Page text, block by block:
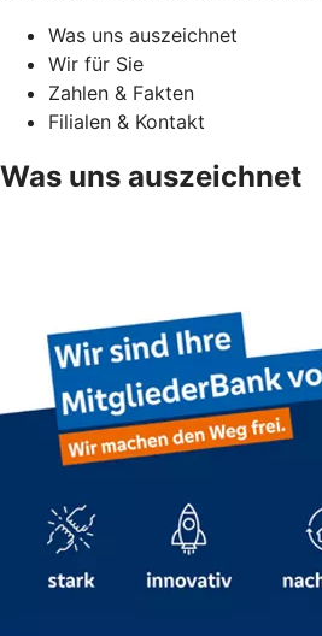
Was uns auszeichnet
Wir für Sie
Zahlen & Fakten
Filialen & Kontakt
Was uns auszeichnet